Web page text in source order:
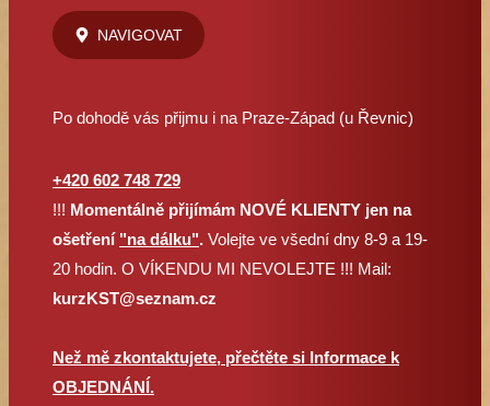
NAVIGOVAT
Po dohodě vás přijmu i na Praze-Západ (u Řevnic)
+420 602 748 729
!!! Momentálně přijímám NOVÉ KLIENTY jen na
ošetření "na dálku". Volejte ve všední dny 8-9 a 19-
20 hodin. O VÍKENDU MI NEVOLEJTE !!! Mail:
kurzKST@seznam.cz
Než mě zkontaktujete, přečtěte si Informace k
OBJEDNÁNÍ.